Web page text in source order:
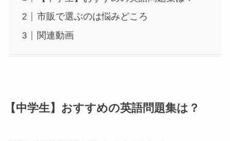
市販で選ぶのは悩みどころ
関連動画
【中学生】おすすめの英語問題集は？